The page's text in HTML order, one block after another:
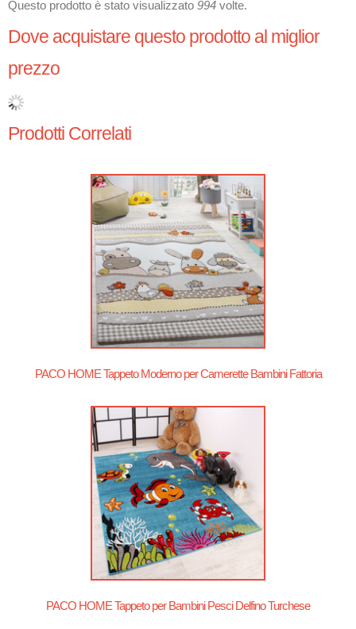
Questo prodotto è stato visualizzato 994 volte.
Dove acquistare questo prodotto al miglior
prezzo
Prodotti Correlati
PACO HOME Tappeto Moderno per Camerette Bambini Fattoria
PACO HOME Tappeto per Bambini Pesci Delfino Turchese